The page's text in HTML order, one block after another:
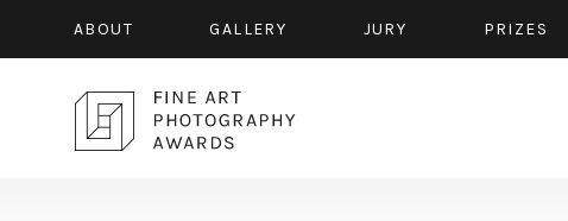
ABOUT GALLERY JURY PRIZES